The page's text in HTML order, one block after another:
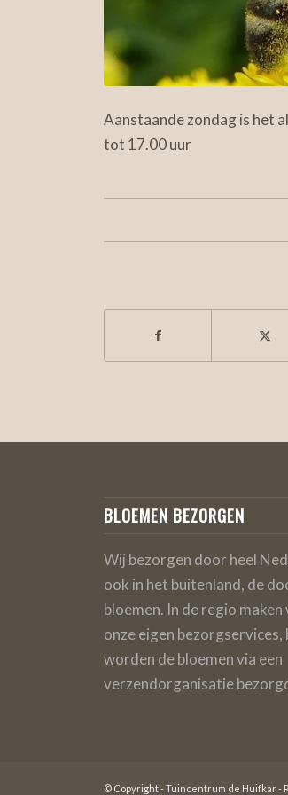
Aanstaande zondag is het
tot 17.00 uur
BLOEMEN BEZORGEN
Wij bezorgen door heel
ook in het buitenland, de
bloemen. In de regio
onze eigen
worden de bloemen via een
verzendorganisatie
© Copyright - Tuincentrum de Huifkar -